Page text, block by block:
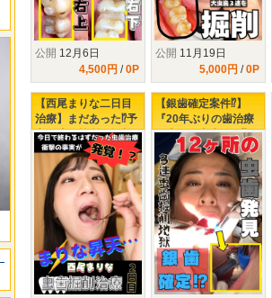
公開 12月6日
4,500円 /0P
公開 11月19日
5,000円 /0P
【西尾まりな二日目
治療】まだあった⁉予
定と違う箇所の掘削
虫歯を撃退せよ！
【銀歯確定案件⁉】
『20年ぶりの歯治療
で大量の虫歯発見⁉』
左下3連掘削治療で
KO寸前の楓さん‼